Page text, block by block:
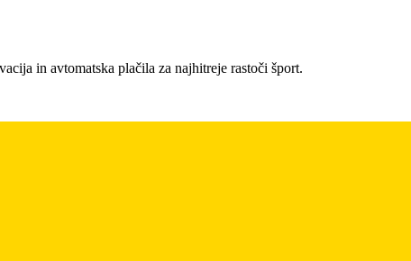
in avtomatska plačila za najhitreje rastoči šport.